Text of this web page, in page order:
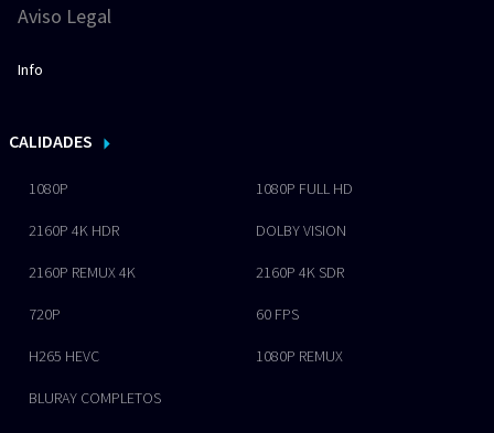
Aviso Legal
Info
CALIDADES
1080P 1080P FULL HD
2160P 4K HDR DOLBY VISION
2160P REMUX 4K 2160P 4K SDR
720P 60 FPS
H265 HEVC 1080P REMUX
BLURAY COMPLETOS